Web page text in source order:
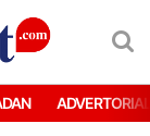
ADVERTORIAL